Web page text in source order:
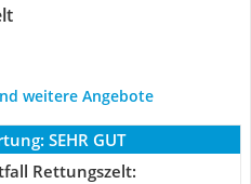
weitere Angebote
SEHR GUT
Rettungszelt: